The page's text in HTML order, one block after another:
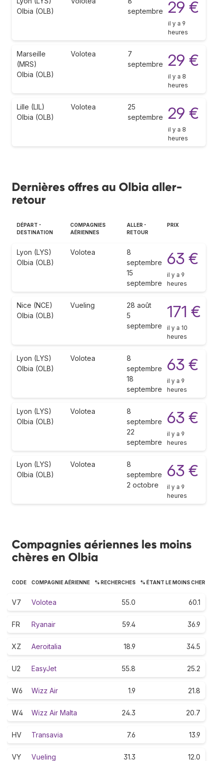
Olbia (OLB)
septembre
29 €
il y a 9
heures
Marseille
(MRS)
Olbia (OLB)
Volotea
7
septembre
29 €
il y a 8
heures
Lille (LIL)
Olbia (OLB)
Volotea
25
septembre
29 €
il y a 8
heures
Dernières offres au Olbia aller-
retour
DÉPART -
DESTINATION
COMPAGNIES
AÉRIENNES
ALLER -
RETOUR
PRIX
Lyon (LYS)
Olbia (OLB)
Volotea
8
septembre
15
septembre
63 €
il y a 9
heures
Nice (NCE)
Olbia (OLB)
Vueling
28 août
5
septembre
171 €
il y a 10
heures
Lyon (LYS)
Olbia (OLB)
Volotea
8
septembre
18
septembre
63 €
il y a 9
heures
Lyon (LYS)
Olbia (OLB)
Volotea
8
septembre
22
septembre
63 €
il y a 9
heures
Lyon (LYS)
Olbia (OLB)
Volotea
8
septembre
2 octobre
63 €
il y a 9
heures
Compagnies aériennes les moins
chères en Olbia
CODE COMPAGNIE AÉRIENNE % RECHERCHES % ÉTANT LE MOINS CHER
V7 Volotea 55.0 60.1
FR Ryanair 59.4 36.9
XZ Aeroitalia 18.9 34.5
U2 EasyJet 55.8 25.2
W6 Wizz Air 1.9 21.8
W4 Wizz Air Malta 24.3 20.7
HV Transavia 7.6 13.9
VY Vueling 31.3 12.0